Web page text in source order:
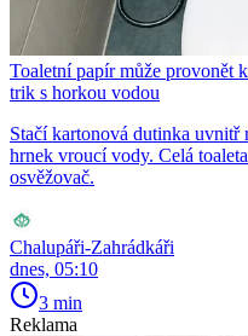
Toaletní papír může provonět
trik s horkou vodou
Stačí kartonová dutinka uvnitř
hrnek vroucí vody. Celá
osvěžovač.
Chalupáři-Zahrádkáři
dnes, 05:10
3 min
Reklama